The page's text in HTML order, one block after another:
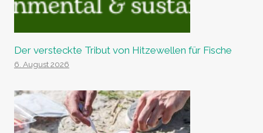
Der versteckte Tribut von Hitzewellen für Fische
6. August 2026